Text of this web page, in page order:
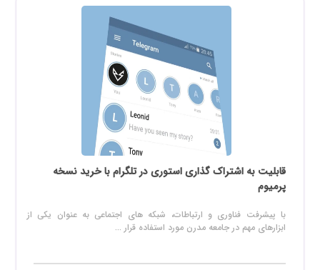
قابلیت به اشتراک گذاری استوری در تلگرام با خرید نسخه
پرمیوم
با پیشرفت فناوری و ارتباطات، شبکه های اجتماعی به عنوان یکی از
ابزارهای مهم در جامعه مدرن مورد استفاده قرار ...